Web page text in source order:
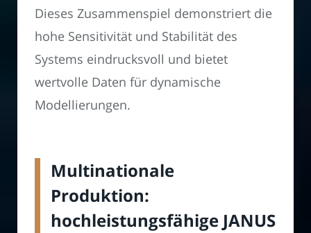
Dieses Zusammenspiel demonstriert die
hohe Sensitivität und Stabilität des
Systems eindrucksvoll und bietet
wertvolle Daten für dynamische
Modellierungen.
Multinationale
Produktion:
hochleistungsfähige JANUS